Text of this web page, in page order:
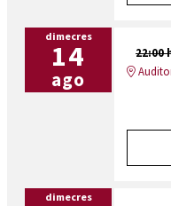
dimecres
14
ago
22:00
dimecres